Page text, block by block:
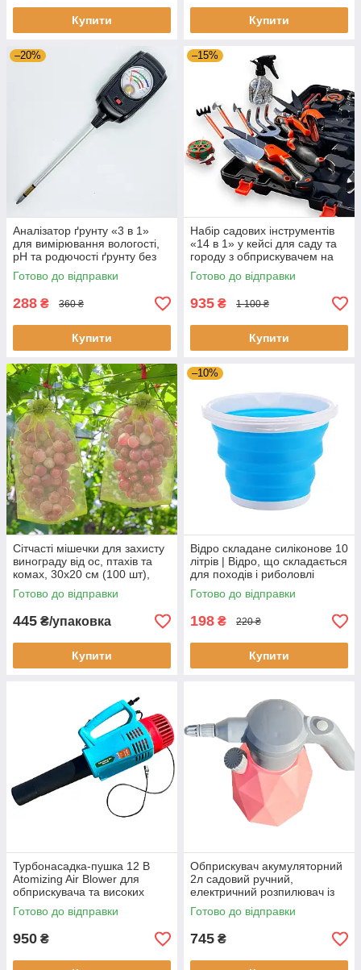
Купити Купити
–20%
Аналізатор ґрунту «3 в 1»
для вимірювання вологості,
pH та родючості ґрунту без
батарейок
Готово до відправки
288 ₴ 360 ₴
Купити
–15%
Набір садових інструментів
«14 в 1» у кейсі для саду та
городу з обприскувачем на
400 мл
Готово до відправки
935 ₴ 1 100 ₴
Купити
Сітчасті мішечки для захисту
винограду від ос, птахів та
комах, 30х20 см (100 шт),
зелені
Готово до відправки
445 ₴/упаковка
Купити
–10%
Відро складане силіконове 10
літрів | Відро, що складається
для походів і риболовлі
Готово до відправки
198 ₴ 220 ₴
Купити
Турбонасадка-пушка 12 В
Atomizing Air Blower для
обприскувача та високих
дерев, дальність 4–6 м
Готово до відправки
950 ₴
Обприскувач акумуляторний
2л садовий ручний,
електричний розпилювач із
гнучкою насадкою та USB
Type-C
Готово до відправки
745 ₴